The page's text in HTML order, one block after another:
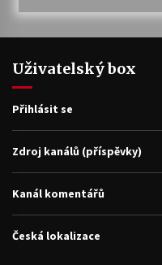
Uživatelský box
Přihlásit se
Zdroj kanálů (příspěvky)
Kanál komentářů
Česká lokalizace